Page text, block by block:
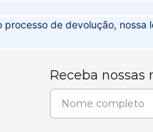
de devolução,
Receba nossas